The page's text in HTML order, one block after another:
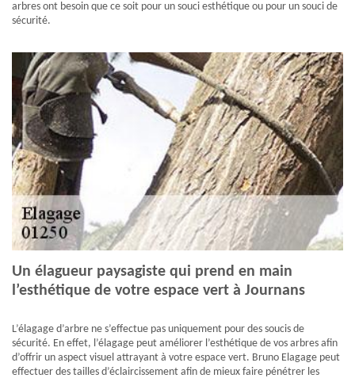
arbres ont besoin que ce soit pour un souci esthétique ou pour un souci de
sécurité.
Un élagueur paysagiste qui prend en main
l’esthétique de votre espace vert à Journans
L’élagage d’arbre ne s’effectue pas uniquement pour des soucis de
sécurité. En effet, l’élagage peut améliorer l’esthétique de vos arbres afin
d’offrir un aspect visuel attrayant à votre espace vert. Bruno Elagage peut
effectuer des tailles d’éclaircissement afin de mieux faire pénétrer les